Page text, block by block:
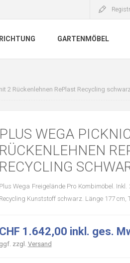
GARTENMÖBEL
2 Rückenlehnen RePlast Recycling
PLUS WEGA
RÜCKENLEHNEN
RECYCLING
Plus Wega Freigelände Pro Kombimöbel.
Recycling Kunststoff schwarz. Länge 177 cm,
CHF 1.642,00 inkl. ges.
ggf. zzgl. Versand